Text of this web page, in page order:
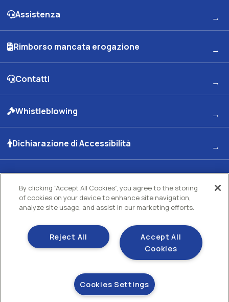
Assistenza
Rimborso mancata erogazione
Contatti
Whistleblowing
Dichiarazione di Accessibilità
Kuwait Petroleum Italia S.p.A
Sede legale e Uffici: Viale dell'Oceano Indiano 13 00144 - ROMA
Partita Iva 00891951006 C.F. 00435970587 C.S. Euro 130.000.000 int. vers. R.E.A di
Roma N.73832 Uff. Reg. Imprese di Roma
Kuwait Petroleum Corporation
Gestisci i tuoi cookie
By clicking “Accept All Cookies”, you agree to the storing
of cookies on your device to enhance site navigation,
analyze site usage, and assist in our marketing efforts.
Accept All
Cookies
Reject All
Cookies Settings